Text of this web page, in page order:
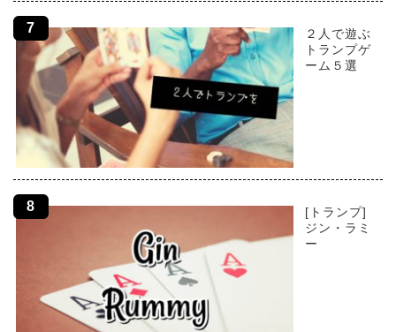
２人で遊ぶ
トランプゲ
ーム５選
[トランプ]
ジン・ラミ
ー